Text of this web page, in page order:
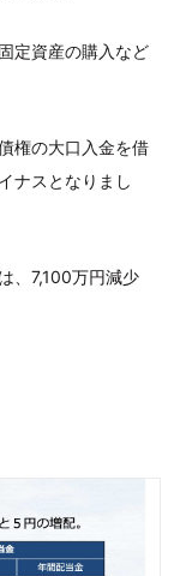
定資産の購入など
権の大口入金を借
ナスとなりまし
、7,100万円減少